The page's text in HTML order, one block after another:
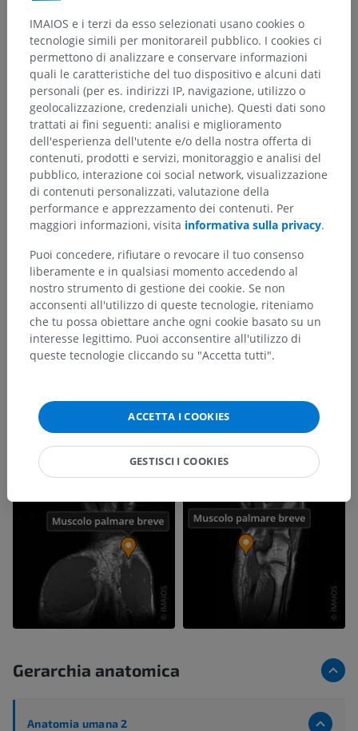
Gerarchia anatomica
Anatomia umana 2
IMAIOS e i terzi da esso selezionati usano cookies o
tecnologie simili per monitorareil pubblico. I cookies ci
permettono di analizzare e conservare informazioni
quali le caratteristiche del tuo dispositivo e alcuni dati
personali (per es. indirizzi IP, navigazione, utilizzo o
geolocalizzazione, credenziali uniche). Questi dati sono
trattati ai fini seguenti: analisi e miglioramento
dell'esperienza dell'utente e/o della nostra offerta di
contenuti, prodotti e servizi, monitoraggio e analisi del
pubblico, interazione coi social network, visualizzazione
di contenuti personalizzati, valutazione della
performance e apprezzamento dei contenuti. Per
maggiori informazioni, visita informativa sulla privacy.
Puoi concedere, rifiutare o revocare il tuo consenso
liberamente e in qualsiasi momento accedendo al
nostro strumento di gestione dei cookie. Se non
acconsenti all'utilizzo di queste tecnologie, riteniamo
che tu possa obiettare anche ogni cookie basato su un
interesse legittimo. Puoi acconsentire all'utilizzo di
queste tecnologie cliccando su "Accetta tutti".
ACCETTA I COOKIES
GESTISCI I COOKIES